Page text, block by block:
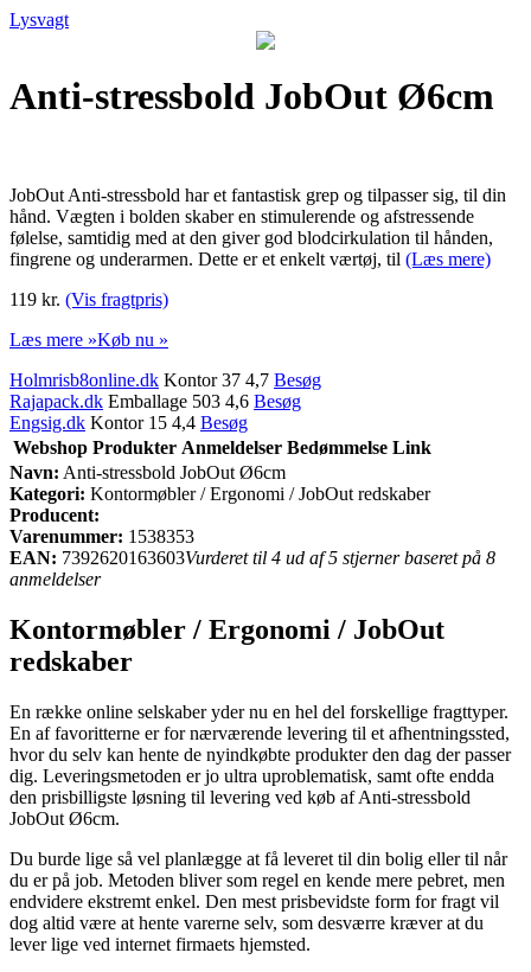
Lysvagt
Anti-stressbold JobOut Ø6cm
JobOut Anti-stressbold har et fantastisk grep og tilpasser sig, til din
hånd. Vægten i bolden skaber en stimulerende og afstressende
følelse, samtidig med at den giver god blodcirkulation til hånden,
fingrene og underarmen. Dette er et enkelt værtøj, til (Læs mere)
119 kr. (Vis fragtpris)
Læs mere »Køb nu »
Holmrisb8online.dk Kontor 37 4,7 Besøg
Rajapack.dk Emballage 503 4,6 Besøg
Engsig.dk Kontor 15 4,4 Besøg
Webshop Produkter Anmeldelser Bedømmelse Link
Navn: Anti-stressbold JobOut Ø6cm
Kategori: Kontormøbler / Ergonomi / JobOut redskaber
Producent:
Varenummer: 1538353
EAN: 7392620163603Vurderet til 4 ud af 5 stjerner baseret på 8
anmeldelser
Kontormøbler / Ergonomi / JobOut
redskaber
En række online selskaber yder nu en hel del forskellige fragttyper.
En af favoritterne er for nærværende levering til et afhentningssted,
hvor du selv kan hente de nyindkøbte produkter den dag der passer
dig. Leveringsmetoden er jo ultra uproblematisk, samt ofte endda
den prisbilligste løsning til levering ved køb af Anti-stressbold
JobOut Ø6cm.
Du burde lige så vel planlægge at få leveret til din bolig eller til når
du er på job. Metoden bliver som regel en kende mere pebret, men
endvidere ekstremt enkel. Den mest prisbevidste form for fragt vil
dog altid være at hente varerne selv, som desværre kræver at du
lever lige ved internet firmaets hjemsted.